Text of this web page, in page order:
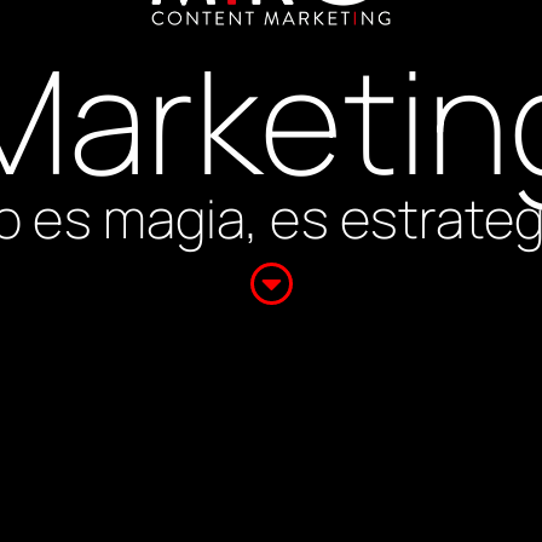
es magia, es